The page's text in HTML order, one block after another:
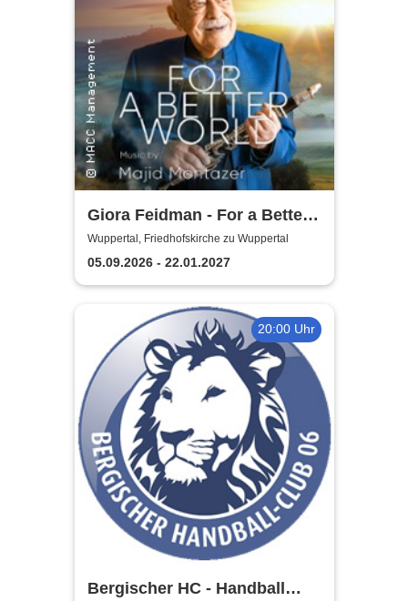
Giora Feidman - For a Better
World
Wuppertal, Friedhofskirche zu Wuppertal
05.09.2026 - 22.01.2027
20:00 Uhr
Bergischer HC - Handball